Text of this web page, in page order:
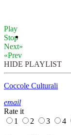
Play
Stop
Next»
«Prev
HIDE PLAYLIST
Coccole Culturali
email
Rate it
1
2 3 4